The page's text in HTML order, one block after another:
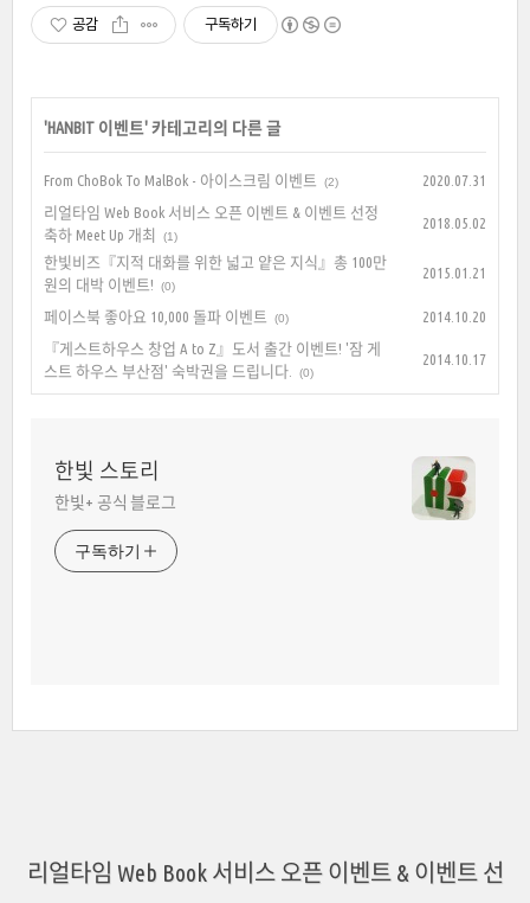
공감 구독하기
'HANBIT 이벤트' 카테고리의 다른 글
From ChoBok To MalBok - 아이스크림 이벤트 (2)
2020.07.31
리얼타임 Web Book 서비스 오픈 이벤트 & 이벤트 선정
축하 Meet Up 개최
(1)
2018.05.02
한빛비즈『지적 대화를 위한 넓고 얕은 지식』총 100만
원의 대박 이벤트!
(0)
2015.01.21
페이스북 좋아요 10,000 돌파 이벤트 (0)
2014.10.20
『게스트하우스 창업 A to Z』도서 출간 이벤트! '잠 게
스트 하우스 부산점' 숙박권을 드립니다.
(0)
2014.10.17
한빛 스토리
한빛+ 공식 블로그
구독하기
리얼타임 Web Book 서비스 오픈 이벤트 & 이벤트 선